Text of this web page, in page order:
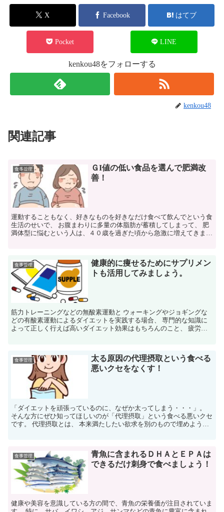
X Facebook はてブ
Pocket LINE
kenkou48をフォローする
kenkou48
関連記事
食事管理
ＧI値の低い食品を選んで肥満改
善！
運動することもなく、好きなものを好きなだけ食べて飲んでという食
生活のせいで、 お腹まわりに多量の体脂肪が蓄積してしまって、 肥
満体型に悩むという人は、４０歳を過ぎた頃から急激に増えてきま
食事管理
健康的に痩せるためにサプリメン
トも活用してみましょう。
筋力トレーニングなどの無酸素運動と ウォーキングやジョギングな
どの有酸素運動によるダイエットを実践する場合、 専門的な知識に
よって正しく行えば高いダイエット効果はもちろんのこと、 疲労を
食事管理
太る原因の代理摂取という食べる
悪いクセをなくす！
「ダイエットを頑張っているのに、なぜか太ってしまう・・・」。
そんな方にぜひ知ってほしいのが「代理摂取」という食べる悪いクセ
です。 代理摂取とは、 本来満たしたい欲求を別のもので埋めようと
食事管理
青魚に含まれるＤＨＡとＥＰＡは
できるだけ刺身で食べましょう！
健康や美容を意識している方の間で、青魚の栄養価が注目されていま